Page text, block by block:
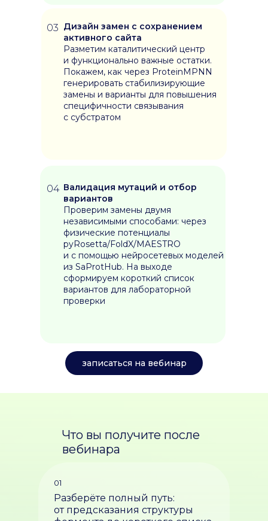
Дизайн замен с сохранением
активного сайта
Разметим каталитический центр
и функционально важные остатки.
Покажем, как через ProteinMPNN
генерировать стабилизирующие
замены и варианты для повышения
специфичности связывания
с субстратом
записаться на вебинар
Валидация мутаций и отбор
вариантов
Проверим замены двумя
независимыми способами: через
физические потенциалы
pyRosetta/FoldX/MAESTRO
и с помощью нейросетевых моделей
из SaProtHub. На выходе
сформируем короткий список
вариантов для лабораторной
проверки
04
03
Что вы получите после
вебинара
01
Разберёте полный путь:
от предсказания структуры
+7 (913) 390-08-48
Оставить заявку
Пользовательское соглашение
© 2026 Все права защищены.
Федеральное государственное автономное
образовательное учреждение высшего образования
«Новосибирский национальный исследовательский
государственный университет». Передовая
инженерная школа НГУ